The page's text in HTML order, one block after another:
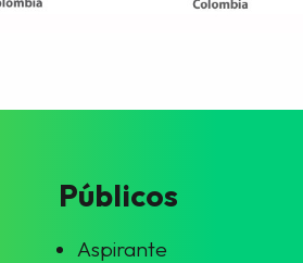
Públicos
Aspirante